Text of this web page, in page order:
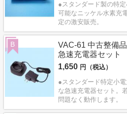
●スタンダード製の特
可能なニッケル水素充
定の激安販売。
VAC-61 中古整備
急速充電器セット
1,650 円（税込）
●スタンダード特定小
な急速充電器セット。
問題なく動作します。
B